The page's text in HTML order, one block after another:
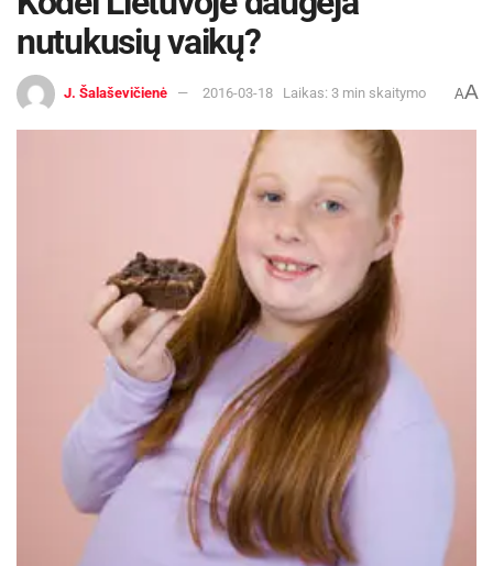
nutukusių vaikų?
J. Šalaševičienė 2016-03-18 Laikas: 3 min skaitymo AA